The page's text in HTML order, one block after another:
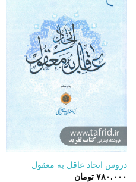
دروس اتحاد عاقل به معقول
۷۸۰.۰۰۰ تومان